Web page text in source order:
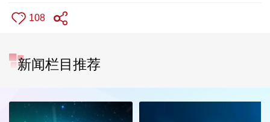
108
新闻栏目推荐